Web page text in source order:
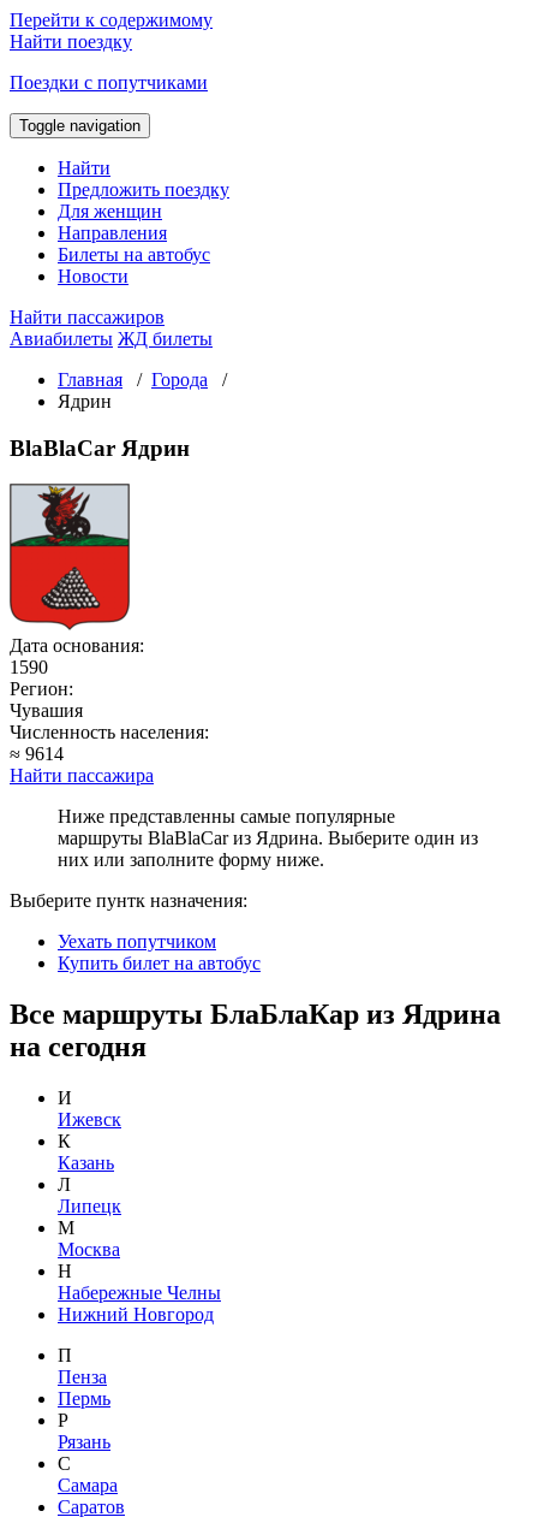
Перейти к содержимому
Найти поездку
Поездки с попутчиками
Toggle navigation
Найти
Предложить поездку
Для женщин
Направления
Билеты на автобус
Новости
Найти пассажиров
Авиабилеты ЖД билеты
Главная / Города /
Ядрин
BlaBlaCar Ядрин
Дата основания:
1590
Регион:
Чувашия
Численность населения:
≈ 9614
Найти пассажира
Ниже представленны самые популярные
маршруты BlaBlaCar из Ядрина. Выберите один из
них или заполните форму ниже.
Выберите пунтк назначения:
Уехать попутчиком
Купить билет на автобус
Все маршруты БлаБлаКар из Ядрина
на сегодня
И
Ижевск
К
Казань
Л
Липецк
М
Москва
Н
Набережные Челны
Нижний Новгород
П
Пенза
Пермь
Р
Рязань
С
Самара
Саратов